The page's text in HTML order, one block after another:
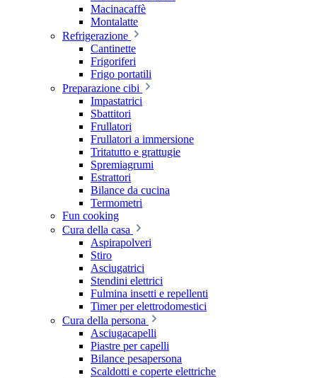
Macinacaffè
Montalatte
Refrigerazione
Cantinette
Frigoriferi
Frigo portatili
Preparazione cibi
Impastatrici
Sbattitori
Frullatori
Frullatori a immersione
Tritatutto e grattugie
Spremiagrumi
Estrattori
Bilance da cucina
Termometri
Fun cooking
Cura della casa
Aspirapolveri
Stiro
Asciugatrici
Stendini elettrici
Fulmina insetti e repellenti
Timer per elettrodomestici
Cura della persona
Asciugacapelli
Piastre per capelli
Bilance pesapersona
Scaldotti e coperte elettriche